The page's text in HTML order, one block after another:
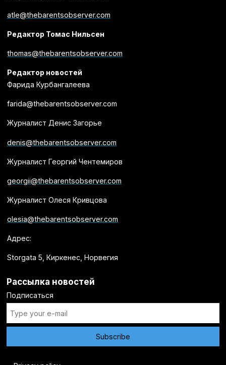
atle@thebarentsobserver.com
Редактор Томас Нильсен
thomas@thebarentsobserver.com
Редактор новостей
Фарида Курбангалеева
farida@thebarentsobserver.com
Журналист Денис Загорье
denis@thebarentsobserver.com
Журналист Георгий Чентемиров
georgii@thebarentsobserver.com
Журналист Олеся Кривцова
olesia@thebarentsobserver.com
Адрес:
Storgata 5, Киркенес, Норвегия
Рассылка новостей
Подписаться